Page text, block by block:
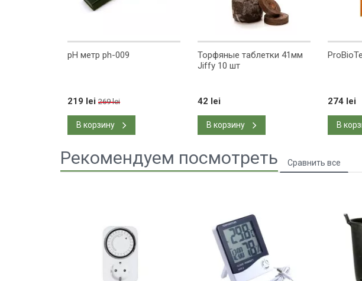
pH метр ph-009
219 lei 269 lei
В корзину
Торфяные таблетки 41мм
Jiffy 10 шт
42 lei
В корзину
274 lei
В
Рекомендуем посмотреть